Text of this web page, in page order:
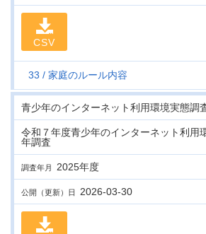
CSV
33 家庭のルール内容
青少年のインターネット利用環境実態調
令和７年度青少年のインターネット利用
年調査
調査年月 2025年度
公開（更新）日 2026-03-30